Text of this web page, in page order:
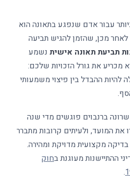
עבור אדם שנפגע בתאונה הוא
מכן, שהזמן להגיש תביעה
תביעת תאונה אישית נשמע
מכריע את גורל הזכויות שלכם:
להיות ההבדל בין פיצוי משמעותי
ברנבוים פוגשים מדי שנה
המועד, ולעיתים קרובות מתברר
מקצועית מדויקת ומהירה.
ההתיישנות מעוגנת בחוק
.